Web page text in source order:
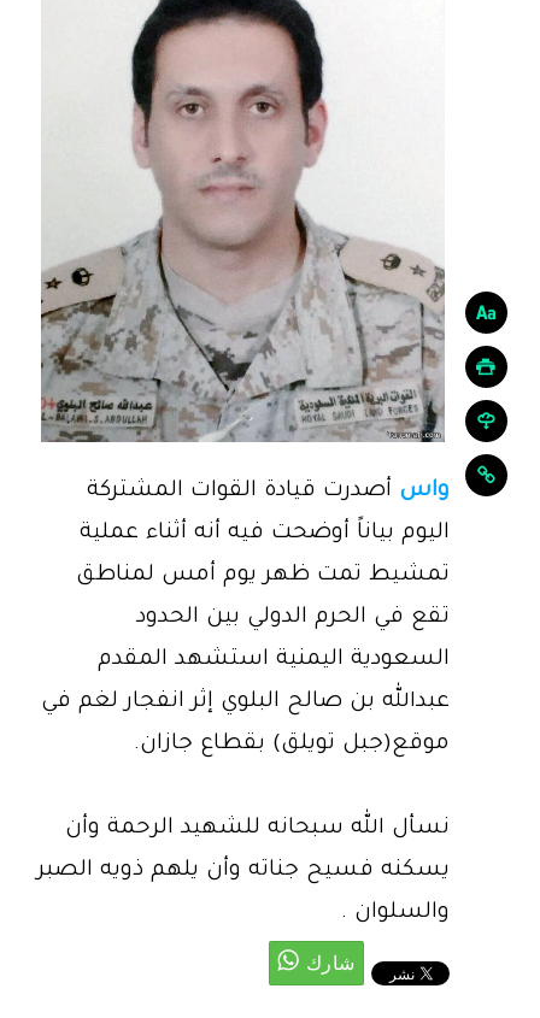
واس أصدرت قيادة القوات المشتركة
اليوم بياناً أوضحت فيه أنه أثناء عملية
تمشيط تمت ظهر يوم أمس لمناطق
تقع في الحرم الدولي بين الحدود
السعودية اليمنية استشهد المقدم
عبدالله بن صالح البلوي إثر انفجار لغم في
موقع(جبل تويلق) بقطاع جازان.
نسأل الله سبحانه للشهيد الرحمة وأن
يسكنه فسيح جناته وأن يلهم ذويه الصبر
والسلوان .